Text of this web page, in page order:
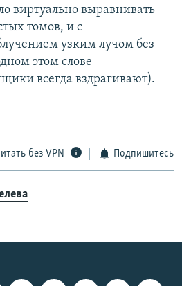
виртуально выравнивать
томов, и с
узким лучом без
этом слове –
всегда вздрагивают).
без VPN Подпишитесь